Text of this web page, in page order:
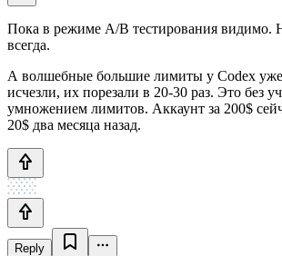
Пока в режиме A/B тестирования видимо.
всегда.
А волшебные большие лимиты у Codex уже
исчезли, их порезали в 20-30 раз. Это без
умножением лимитов. Аккаунт за 200$
20$ два месяца назад.
Reply